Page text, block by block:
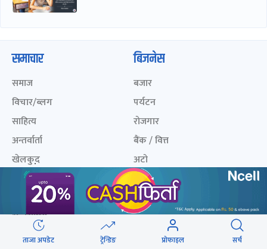
ताजा अपडेट ट्रेन्डिङ प्रोफाइल सर्च
समाचार
समाज
विचार/ब्लग
साहित्य
अन्तर्वार्ता
खेलकुद़़
जीवनशैली/स्वास्थ्य
प्रवास
अन्तर्राष्ट्रिय
बिजनेस
बजार
पर्यटन
रोजगार
बैंक / वित्त
अटो
सूचना-प्रविधि
खेलकुद लाईभ अनलाइनखबर सूची